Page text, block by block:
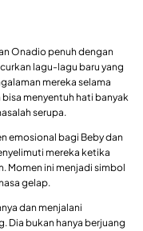
Onadio penuh dengan
lagu-lagu baru yang
mereka selama
menyentuh hati banyak
serupa.
emosional bagi Beby dan
mereka ketika
Momen ini menjadi simbol
gelap.
dan menjalani
Dia bukan hanya berjuang